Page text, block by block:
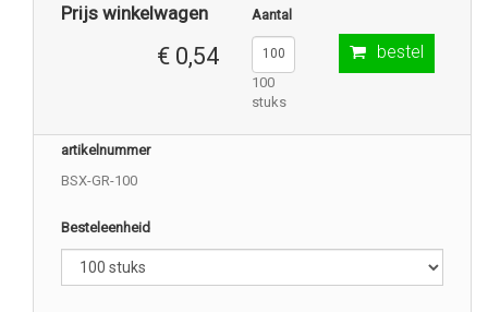
Prijs winkelwagen
€ 0,54
Aantal
100
stuks
bestel
artikelnummer
BSX-GR-100
Besteleenheid